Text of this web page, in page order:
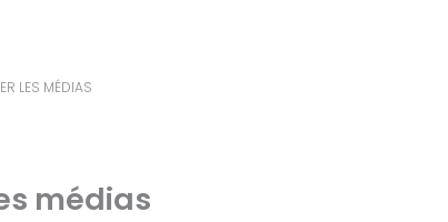
LES MÉDIAS
médias